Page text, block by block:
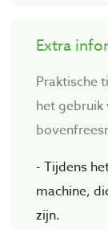
Extra
Praktische
het gebruik
- Tijdens
machine,
zijn.